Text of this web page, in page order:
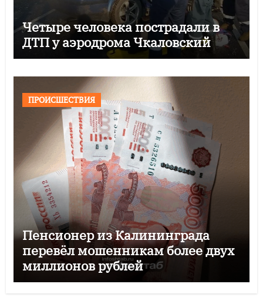
Четыре человека пострадали в
ДТП у аэродрома Чкаловский
ПРОИСШЕСТВИЯ
Пенсионер из Калининграда
перевёл мошенникам более двух
миллионов рублей